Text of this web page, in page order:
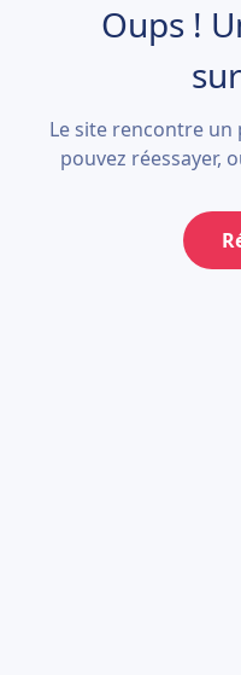
Oups !
Le site rencontre
pouvez réessayer,